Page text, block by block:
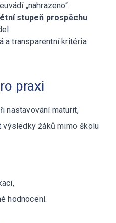
„nahrazeno“.
stupeň prospěchu
a transparentní kritéria
praxi
nastavování maturit,
žáků mimo školu
hodnocení.